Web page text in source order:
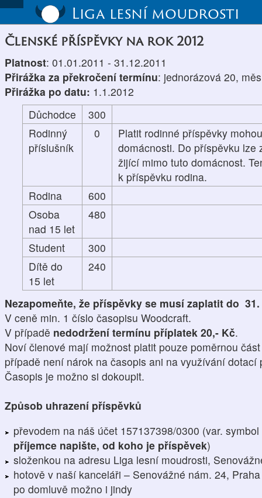
Liga lesní moudrosti
Členské příspěvky na rok 2012
Platnost: 01.01.2011 - 31.12.2011
Přirážka za překročení termínu: jednorázová 20,
Přirážka po datu: 1.1.2012
Důchodce
300
Rodinný
příslušník
0
Platit rodinné příspěvky
domácnosti. Do příspěvku lze
žijící mimo tuto domácnost.
k příspěvku rodina.
Rodina
600
Osoba
nad 15 let
480
Student
300
Dítě do
15 let
240
Nezapomeňte, že příspěvky se musí zaplatit do 31.
V ceně min. 1 číslo časopisu Woodcraft.
V případě nedodržení termínu příplatek 20,- Kč.
Noví členové mají možnost platit pouze poměrnou
případě není nárok na časopis ani na využívání dotací
Časopis je možno si dokoupit.
Způsob uhrazení příspěvků
převodem na náš účet 157137398/0300 (var.
příjemce napište, od koho je příspěvek)
složenkou na adresu Liga lesní moudrosti,
hotově v naší kanceláři – Senovážné nám. 24,
po domluvě možno i jindy